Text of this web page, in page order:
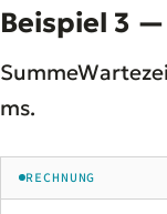
Beispiel 3
ms.
RECHNUNG